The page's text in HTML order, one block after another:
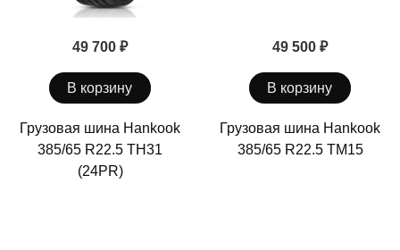
49 700 ₽
В корзину
Грузовая шина Hankook
385/65 R22.5 TH31
(24PR)
49 500 ₽
В корзину
Грузовая шина Hankook
385/65 R22.5 TM15